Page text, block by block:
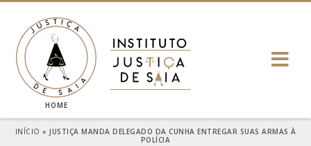
HOME
INÍCIO » JUSTIÇA MANDA DELEGADO DA CUNHA ENTREGAR SUAS ARMAS À
POLÍCIA